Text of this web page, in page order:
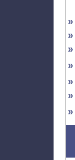
»
»
»
»
»
»
»